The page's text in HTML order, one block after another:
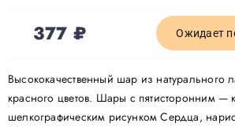
Отзывы
Контакты
377 ₽ Ожидает
Высококачественный шар из натурального
красного цветов. Шары с пятисторонним —
шелкографическим рисунком Сердца,